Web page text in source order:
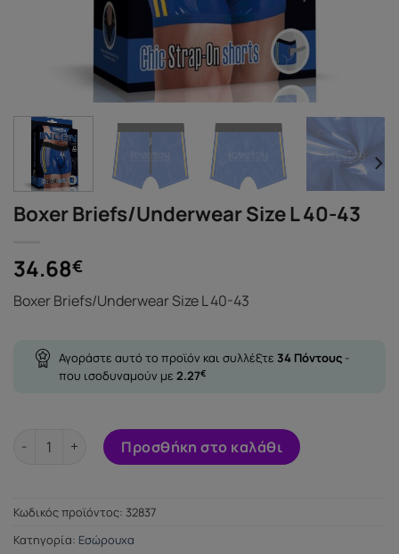
Boxer Briefs/Underwear Size L 40-43
34.68€
Boxer Briefs/Underwear Size L 40-43
Αγοράστε αυτό το προϊόν και συλλέξτε 34 Πόντους -
που ισοδυναμούν με 2.27€
Boxer Briefs/Underwear Size L 40-43 ποσότητα
Προσθήκη στο καλάθι
Κωδικός προϊόντος: 32837
Κατηγορία: Εσώρουχα